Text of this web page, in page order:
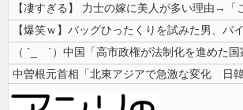
【爆笑ｗ】バッグひったくりを試みた男、バ
中曽根元首相「北東アジアで急激な変化 日韓